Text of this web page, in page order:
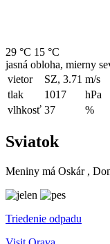
29 °C 15 °C
jasná obloha, mierny
vietor
SZ, 3.71 m/s
tlak
1017
hPa
vlhkosť 37 %
Sviatok
Meniny má Oskár ,
Triedenie odpadu